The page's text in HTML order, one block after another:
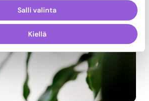
Salli valinta
Kiellä